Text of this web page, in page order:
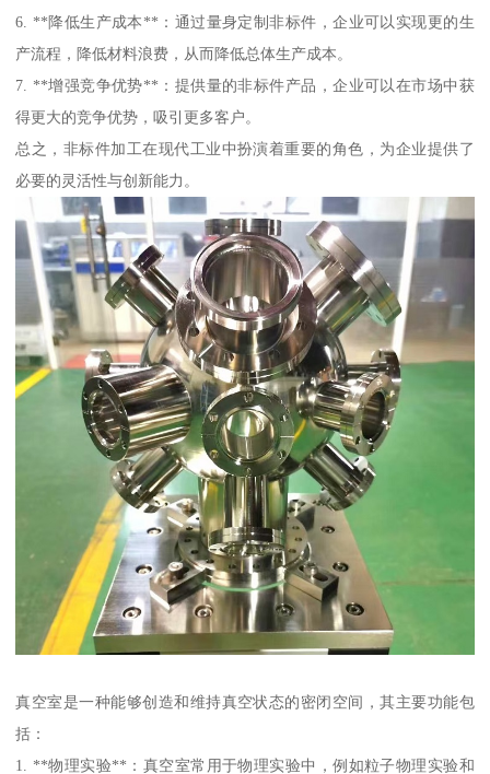
6. **降低生产成本**：通过量身定制非标件，企业可以实现更的生
产流程，降低材料浪费，从而降低总体生产成本。
7. **增强竞争优势**：提供量的非标件产品，企业可以在市场中获
得更大的竞争优势，吸引更多客户。
总之，非标件加工在现代工业中扮演着重要的角色，为企业提供了
必要的灵活性与创新能力。
真空室是一种能够创造和维持真空状态的密闭空间，其主要功能包
括：
1. **物理实验**：真空室常用于物理实验中，例如粒子物理实验和